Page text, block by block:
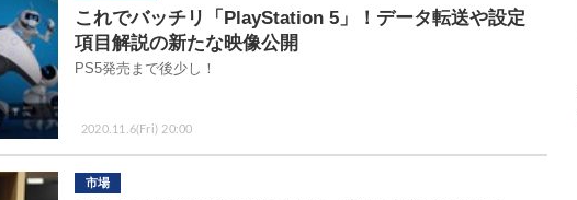
2020.11.6(Fri) 20:00
これでバッチリ「PlayStation 5」！データ転送や設定
項目解説の新たな映像公開
PS5発売まで後少し！
市場